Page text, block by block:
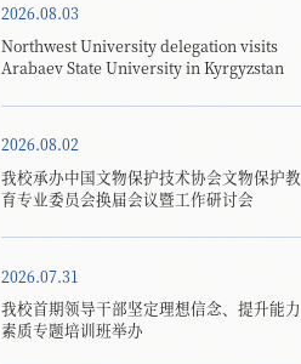
2026.08.03
Northwest University delegation visits
Arabaev State University in Kyrgyzstan
2026.08.02
我校承办中国文物保护技术协会文物保护教
育专业委员会换届会议暨工作研讨会
2026.07.31
我校首期领导干部坚定理想信念、提升能力
素质专题培训班举办